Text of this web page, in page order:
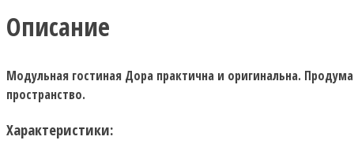
Описание
Модульная гостиная Дора практична и оригинальна.
пространство.
Характеристики: